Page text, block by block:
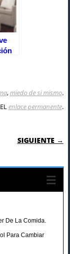
,miedo de si mismo.
enlace permanente.
SIGUIENTE →
De La Comida.
Para Cambiar